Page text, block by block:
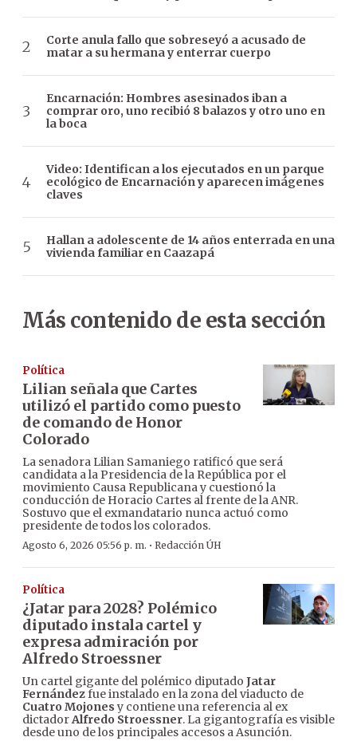
Corte anula fallo que sobreseyó a acusado de
matar a su hermana y enterrar cuerpo
Encarnación: Hombres asesinados iban a
comprar oro, uno recibió 8 balazos y otro uno en
la boca
Video: Identifican a los ejecutados en un parque
ecológico de Encarnación y aparecen imágenes
claves
Hallan a adolescente de 14 años enterrada en una
vivienda familiar en Caazapá
Más contenido de esta sección
Política
Lilian señala que Cartes
utilizó el partido como puesto
de comando de Honor
Colorado
La senadora Lilian Samaniego ratificó que será
candidata a la Presidencia de la República por el
movimiento Causa Republicana y cuestionó la
conducción de Horacio Cartes al frente de la ANR.
Sostuvo que el exmandatario nunca actuó como
presidente de todos los colorados.
Agosto 6, 2026 05:56 p. m. · Redacción ÚH
Política
¿Jatar para 2028? Polémico
diputado instala cartel y
expresa admiración por
Alfredo Stroessner
Un cartel gigante del polémico diputado Jatar
Fernándezfue instalado en la zona del viaducto de
Cuatro Mojones y contiene una referencia al ex
dictadorAlfredo Stroessner. La gigantografía es visible
desde uno de los principales accesos a Asunción.